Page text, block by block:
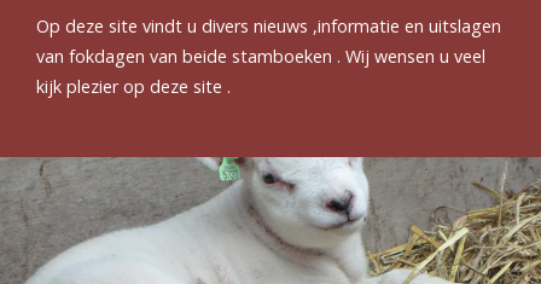
Op deze site vindt u divers nieuws ,informatie en uitslagen
van fokdagen van beide stamboeken . Wij wensen u veel
kijk plezier op deze site .